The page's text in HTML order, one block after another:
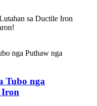
sa Ductile Iron
Tubo nga
Iron